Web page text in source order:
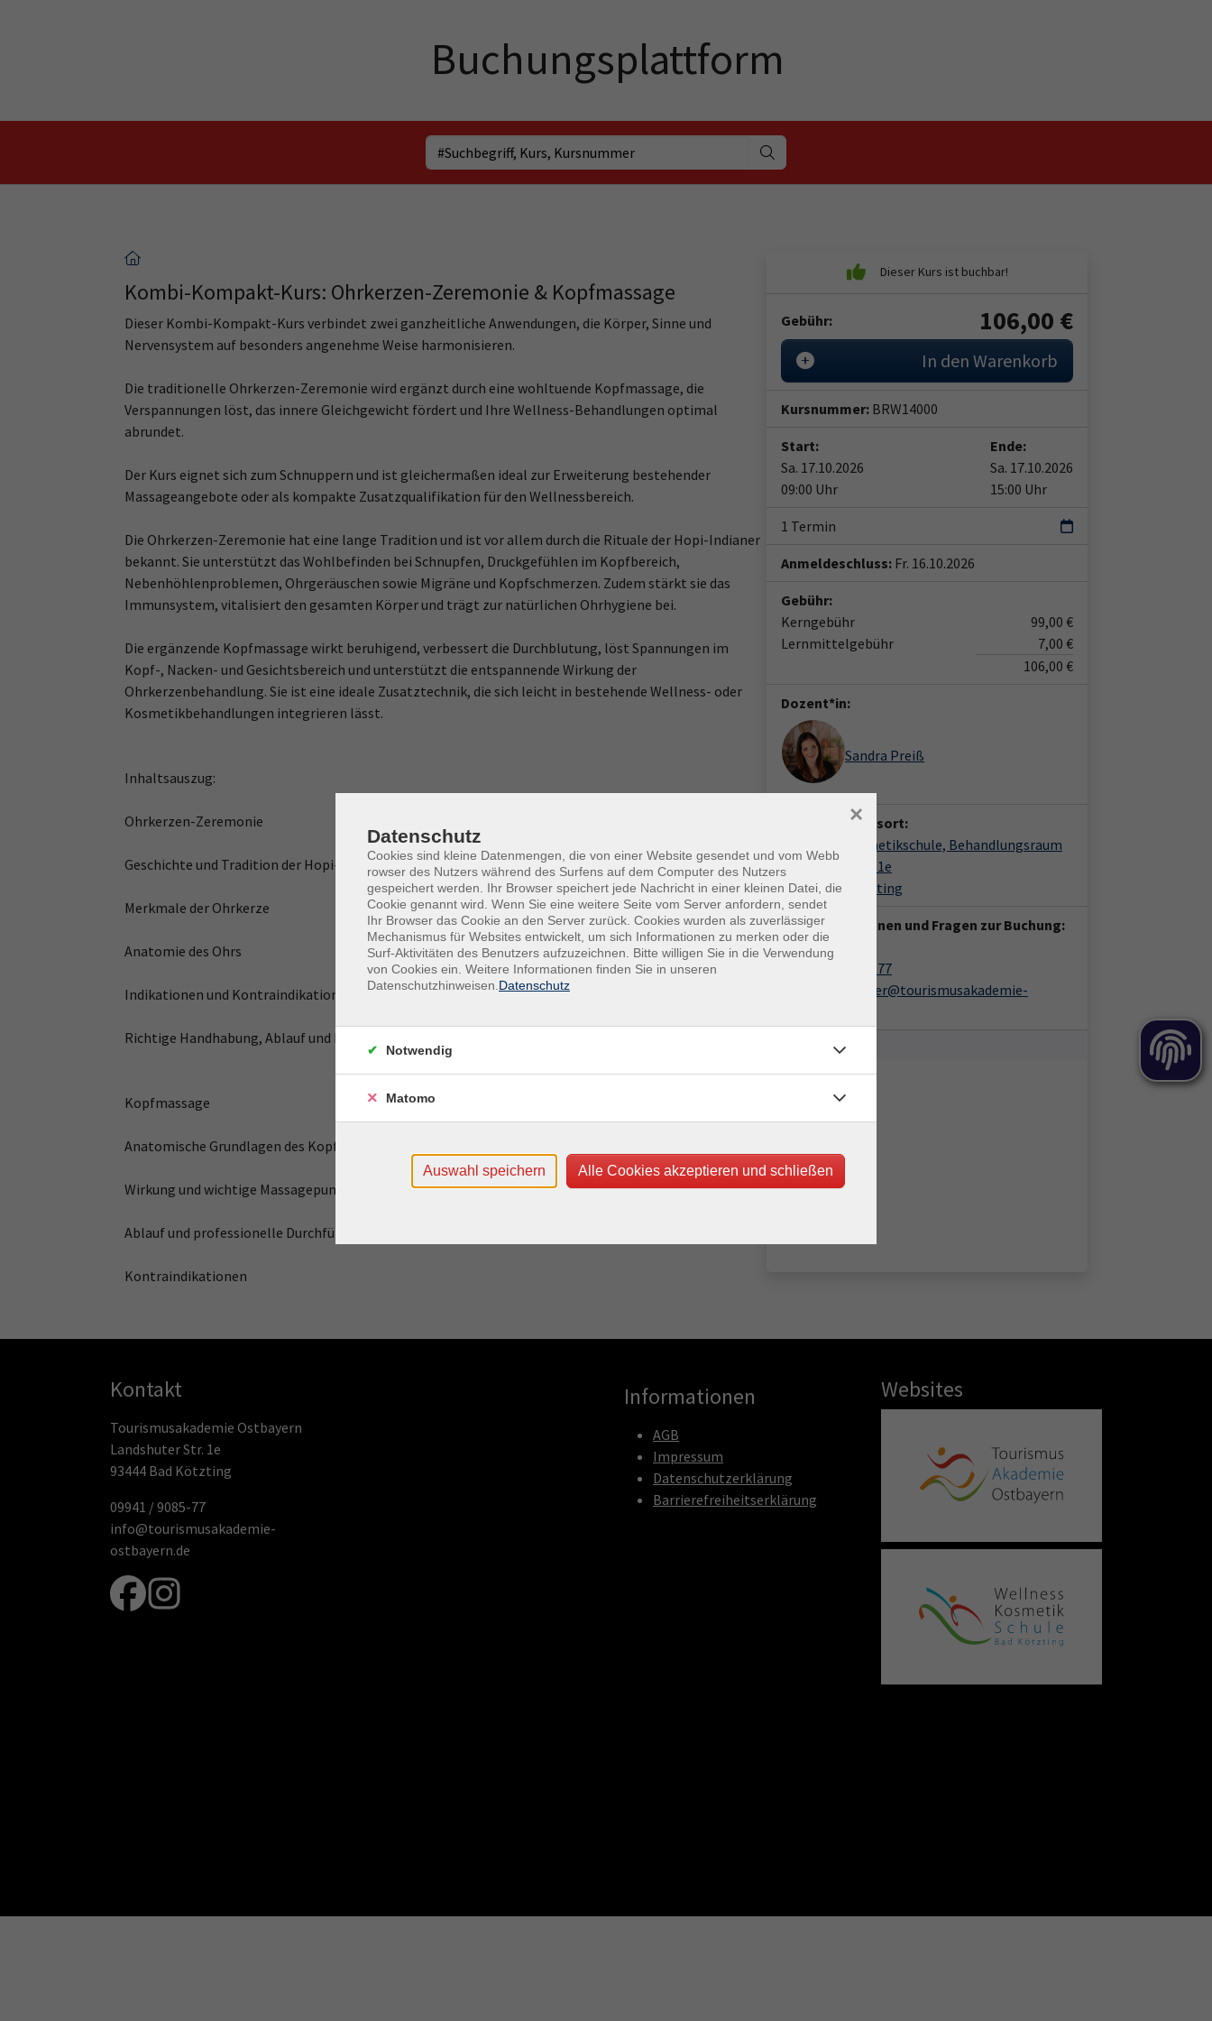
Kombi-Kompakt-Kurs: Ohrkerzen-Zeremonie & Kopfmassage
Dieser Kombi-Kompakt-Kurs verbindet zwei ganzheitliche Anwendungen, die Körper, Sinne und
Nervensystem auf besonders angenehme Weise harmonisieren.
Die traditionelle Ohrkerzen-Zeremonie wird ergänzt durch eine wohltuende Kopfmassage, die
Verspannungen löst, das innere Gleichgewicht fördert und Ihre Wellness-Behandlungen optimal
abrundet.
Der Kurs eignet sich zum Schnuppern und ist gleichermaßen ideal zur Erweiterung bestehender
Massageangebote oder als kompakte Zusatzqualifikation für den Wellnessbereich.
Die Ohrkerzen-Zeremonie hat eine lange Tradition und ist vor allem durch die Rituale der Hopi-Indianer
bekannt. Sie unterstützt das Wohlbefinden bei Schnupfen, Druckgefühlen im Kopfbereich,
Nebenhöhlenproblemen, Ohrgeräuschen sowie Migräne und Kopfschmerzen. Zudem stärkt sie das
Immunsystem, vitalisiert den gesamten Körper und trägt zur natürlichen Ohrhygiene bei.
Die ergänzende Kopfmassage wirkt beruhigend, verbessert die Durchblutung, löst Spannungen im
Kopf-, Nacken- und Gesichtsbereich und unterstützt die entspannende Wirkung der
Ohrkerzenbehandlung. Sie ist eine ideale Zusatztechnik, die sich leicht in bestehende Wellness- oder
Kosmetikbehandlungen integrieren lässt.
Inhaltsauszug:
Ohrkerzen-Zeremonie
Geschichte und Tradition der Hopi-Indianer
Merkmale der Ohrkerze
Anatomie des Ohrs
Indikationen und Kontraindikationen
Richtige Handhabung, Ablauf und Durchführung
Kopfmassage
Anatomische Grundlagen des Kopfes
Wirkung und wichtige Massagepunkte
Ablauf und professionelle Durchführung
Kontraindikationen
Gebühr: 106,00 €
In den Warenkorb
Kursnummer: BRW14000
Start:
Sa. 17.10.2026
09:00 Uhr
Ende:
Sa. 17.10.2026
15:00 Uhr
1 Termin
Anmeldeschluss: Fr. 16.10.2026
Gebühr:
Kerngebühr
99,00 €
Lernmittelgebühr
7,00 €
106,00 €
Dozent*in:
Sandra Preiß
Veranstaltungsort:
Wellness-Kosmetikschule, Behandlungsraum
Landshuter Str. 1e
93444 Bad Kötzting
Für Informationen und Fragen zur Buchung:
Katrin Löffler
09941/9085-77
katrin.loeffler@tourismusakademie-
Kontakt
Tourismusakademie Ostbayern
Landshuter Str. 1e
93444 Bad Kötzting
09941 / 9085-77
info@tourismusakademie-
ostbayern.de
Informationen
AGB
Impressum
Datenschutzerklärung
Barrierefreiheitserklärung
Websites
Datenschutz
Cookies sind kleine Datenmengen, die von einer Website gesendet und vom Webb
rowser des Nutzers während des Surfens auf dem Computer des Nutzers
gespeichert werden. Ihr Browser speichert jede Nachricht in einer kleinen Datei, die
Cookie genannt wird. Wenn Sie eine weitere Seite vom Server anfordern, sendet
Ihr Browser das Cookie an den Server zurück. Cookies wurden als zuverlässiger
Mechanismus für Websites entwickelt, um sich Informationen zu merken oder die
Surf-Aktivitäten des Benutzers aufzuzeichnen. Bitte willigen Sie in die Verwendung
von Cookies ein. Weitere Informationen finden Sie in unseren
Datenschutzhinweisen. Datenschutz
×
Notwendig
Matomo
Auswahl speichern Alle Cookies akzeptieren und schließen